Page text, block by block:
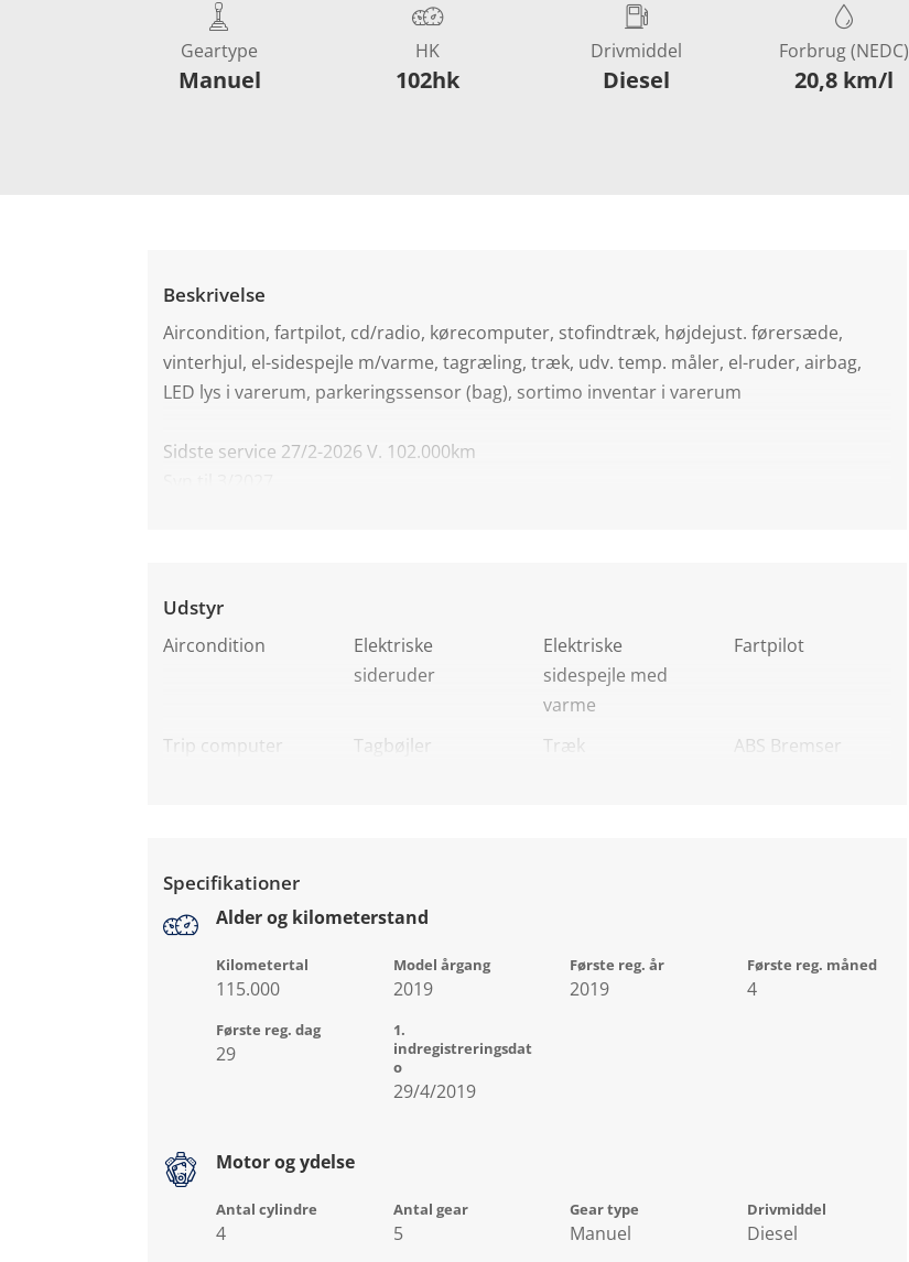
Geartype
Manuel
HK
102hk
Drivmiddel
Diesel
Forbrug (NEDC)
20,8 km/l
Beskrivelse
Aircondition, fartpilot, cd/radio, kørecomputer, stofindtræk, højdejust. førersæde,
vinterhjul, el-sidespejle m/varme, tagræling, træk, udv. temp. måler, el-ruder, airbag,
LED lys i varerum, parkeringssensor (bag), sortimo inventar i varerum
Sidste service 27/2-2026 V. 102.000km
Udstyr
Aircondition
Elektriske
sideruder
Elektriske
sidespejle med
varme
Fartpilot
Trip computer Tagbøjler Træk ABS Bremser
Specifikationer
Alder og kilometerstand
Kilometertal
115.000
Model årgang
2019
Første reg. år
2019
Første reg. måned
4
Første reg. dag
29
1.
indregistreringsdat
o
29/4/2019
Motor og ydelse
Antal cylindre
4
Antal gear
5
Gear type
Manuel
Drivmiddel
Diesel